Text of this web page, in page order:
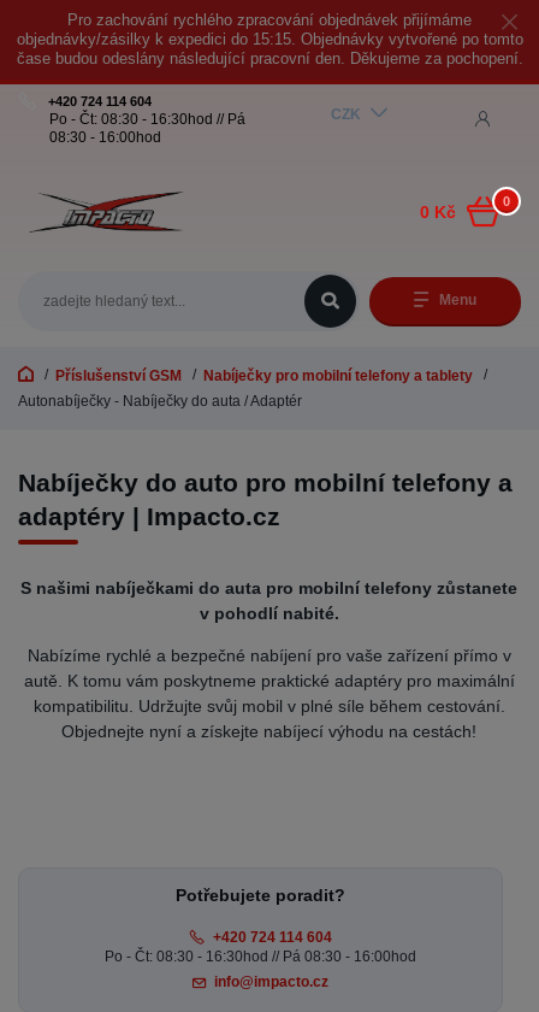
Pro zachování rychlého zpracování objednávek přijímáme
objednávky/zásilky k expedici do 15:15. Objednávky vytvořené po tomto
čase budou odeslány následující pracovní den. Děkujeme za pochopení.
Menu
CZK
+420 724 114 604
Po - Čt: 08:30 - 16:30hod // Pá
08:30 - 16:00hod
0
0 Kč
Příslušenství GSM
Nabíječky pro mobilní telefony a tablety
Autonabíječky - Nabíječky do auta / Adaptér
Nabíječky do auto pro mobilní telefony a
adaptéry | Impacto.cz
S našimi nabíječkami do auta pro mobilní telefony zůstanete
v pohodlí nabité.
Nabízíme rychlé a bezpečné nabíjení pro vaše zařízení přímo v
autě. K tomu vám poskytneme praktické adaptéry pro maximální
kompatibilitu. Udržujte svůj mobil v plné síle během cestování.
Objednejte nyní a získejte nabíjecí výhodu na cestách!
Potřebujete poradit?
+420 724 114 604
Po - Čt: 08:30 - 16:30hod // Pá 08:30 - 16:00hod
info@impacto.cz